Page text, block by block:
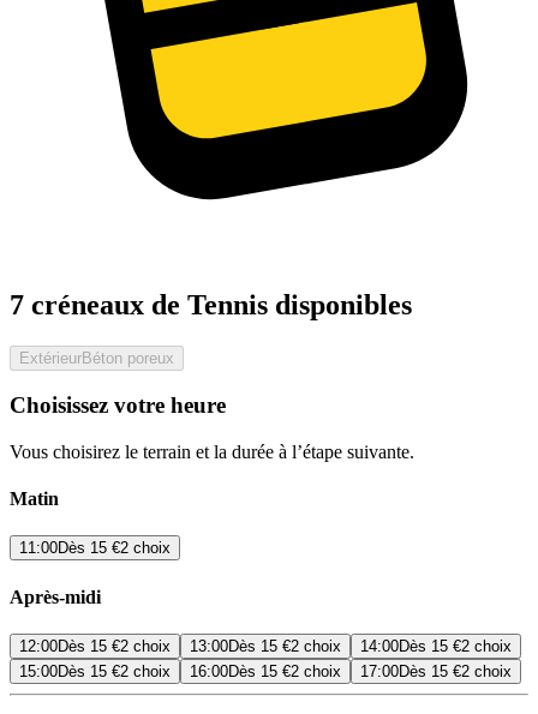
7 créneaux de Tennis disponibles
ExtérieurBéton poreux
Choisissez votre heure
Vous choisirez le terrain et la durée à l’étape suivante.
Matin
11:00Dès 15 €2 choix
Après-midi
12:00Dès 15 €2 choix 13:00Dès 15 €2 choix 14:00Dès 15 €2 choix
15:00Dès 15 €2 choix 16:00Dès 15 €2 choix 17:00Dès 15 €2 choix